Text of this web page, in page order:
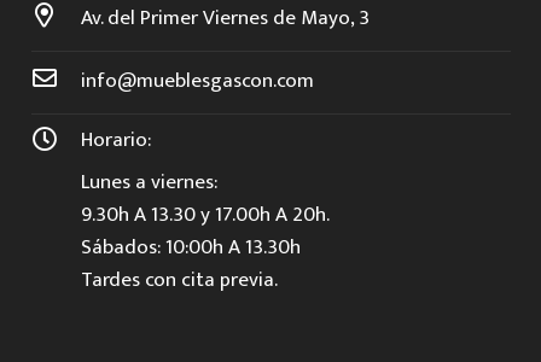
Av. del Primer Viernes de Mayo, 3
info@mueblesgascon.com
Horario:
Lunes a viernes:
9.30h A 13.30 y 17.00h A 20h.
Sábados: 10:00h A 13.30h
Tardes con cita previa.